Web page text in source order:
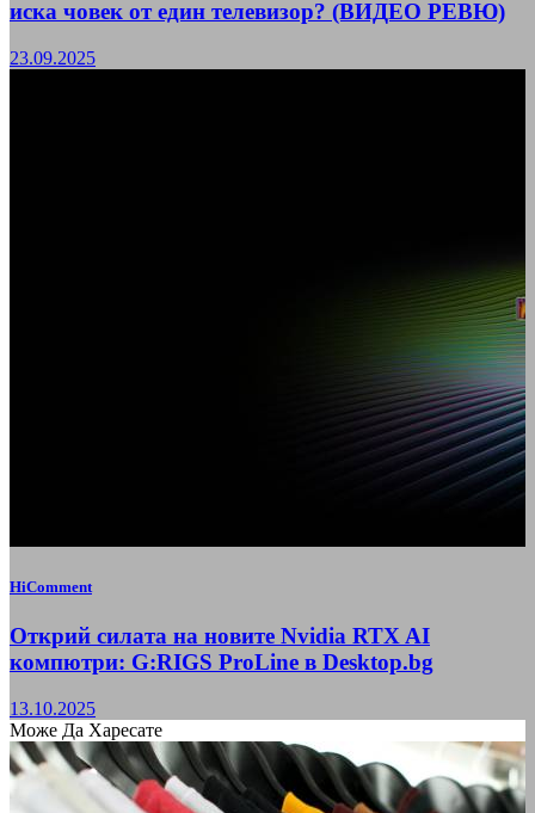
иска човек от един телевизор? (ВИДЕО РЕВЮ)
23.09.2025
HiComment
Открий силата на новите Nvidia RTX AI
компютри: G:RIGS ProLine в Desktop.bg
13.10.2025
Може Да Харесате